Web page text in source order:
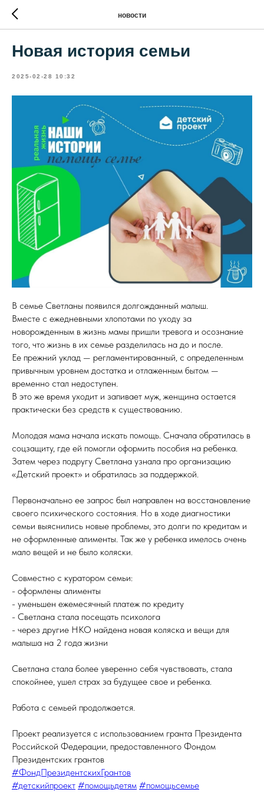
новости
Новая история семьи
2025-02-28 10:32
В семье Светланы появился долгожданный малыш.
Вместе с ежедневными хлопотами по уходу за
новорожденным в жизнь мамы пришли тревога и осознание
того, что жизнь в их семье разделилась на до и после.
Ее прежний уклад — регламентированный, с определенным
привычным уровнем достатка и отлаженным бытом —
временно стал недоступен.
В это же время уходит и запивает муж, женщина остается
практически без средств к существованию.
Молодая мама начала искать помощь. Сначала обратилась в
соцзащиту, где ей помогли оформить пособия на ребенка.
Затем через подругу Светлана узнала про организацию
«Детский проект» и обратилась за поддержкой.
Первоначально ее запрос был направлен на восстановление
своего психического состояния. Но в ходе диагностики
семьи выяснились новые проблемы, это долги по кредитам и
не оформленные алименты. Так же у ребенка имелось очень
мало вещей и не было коляски.
Совместно с куратором семьи:
- оформлены алименты
- уменьшен ежемесячный платеж по кредиту
- Светлана стала посещать психолога
- через другие НКО найдена новая коляска и вещи для
малыша на 2 года жизни
Светлана стала более уверенно себя чувствовать, стала
спокойнее, ушел страх за будущее свое и ребенка.
Работа с семьей продолжается.
Проект реализуется с использованием гранта Президента
Российской Федерации, предоставленного Фондом
Президентских грантов
#ФондПрезидентскихГрантов
#детскийпроект #помощьдетям #помощьсемье